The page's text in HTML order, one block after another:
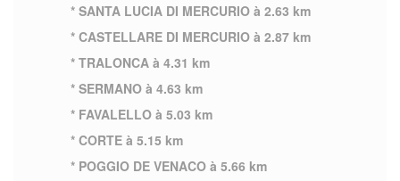
* SANTA LUCIA DI MERCURIO à 2.63 km
* CASTELLARE DI MERCURIO à 2.87 km
* TRALONCA à 4.31 km
* SERMANO à 4.63 km
* FAVALELLO à 5.03 km
* CORTE à 5.15 km
* POGGIO DE VENACO à 5.66 km